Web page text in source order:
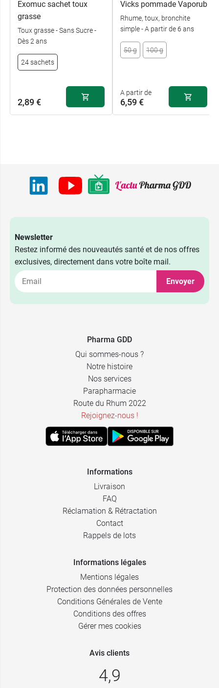
Conditionnement: un flacon de 250 ml.
Le laboratoire EG Labo commercialise également
lesiropBronchokod enfant
Exomuc sachet toux
grasse
Toux grasse - Sans Sucre -
Dès 2 ans
24 sachets
2,89 €
Vicks pommade Vaporub
Rhume, toux, bronchite
simple - A partir de 6 ans
50 g 100 g
A partir de
6,59 €
6,59 €
100 g 9,99 €
Newsletter
Restez informé des nouveautés santé et de nos offres
exclusives, directement dans votre boîte mail.
Envoyer
Pharma GDD
Qui sommes-nous ?
Notre histoire
Nos services
Parapharmacie
Route du Rhum 2022
Rejoignez-nous !
Informations
Livraison
FAQ
Réclamation & Rétractation
Contact
Rappels de lots
Informations légales
Mentions légales
Protection des données personnelles
Conditions Générales de Vente
Conditions des offres
Gérer mes cookies
Avis clients
4,9